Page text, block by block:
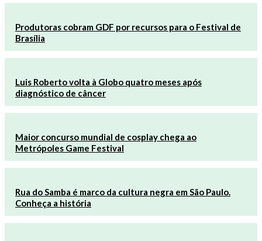
Produtoras cobram GDF por recursos para o Festival de
Brasília
Luis Roberto volta à Globo quatro meses após
diagnóstico de câncer
Maior concurso mundial de cosplay chega ao
Metrópoles Game Festival
Rua do Samba é marco da cultura negra em São Paulo.
Conheça a história